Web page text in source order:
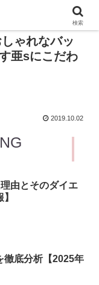
ゃれなバッ
亜sにこだわ
2019.10.02
由とそのダイエ
徹底分析【2025年
検索